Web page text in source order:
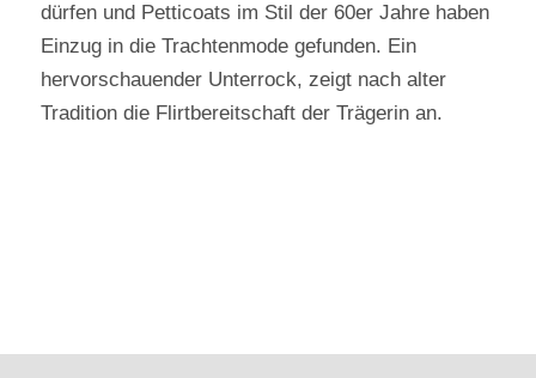
dürfen und Petticoats im Stil der 60er Jahre haben
Einzug in die Trachtenmode gefunden. Ein
hervorschauender Unterrock, zeigt nach alter
Tradition die Flirtbereitschaft der Trägerin an.